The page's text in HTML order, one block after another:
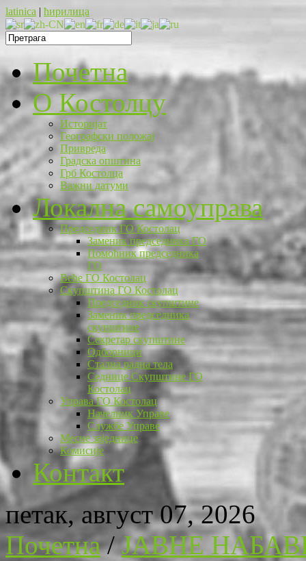
latinica | ћирилица
Почетна
O Костолцу
Историјат
Географски положај
Привреда
Градска општина
Грб Костолца
Важни датуми
Локална самоуправа
Председник ГО Костолац
Заменик председника ГО
Помоћник председника
ГО
Веће ГО Костолац
Скупштина ГО Костолац
Председник скупштине
Заменик председника
скупштине
Секретар скупштине
Одборници
Стална радна тела
Седнице Скупштине ГО
Костолац
Управа ГО Костолац
Начелник Управе
Службе Управе
Месне заједнице
Комисије
Контакт
петак, август 07, 2026
Почетна/ЈАВНЕ